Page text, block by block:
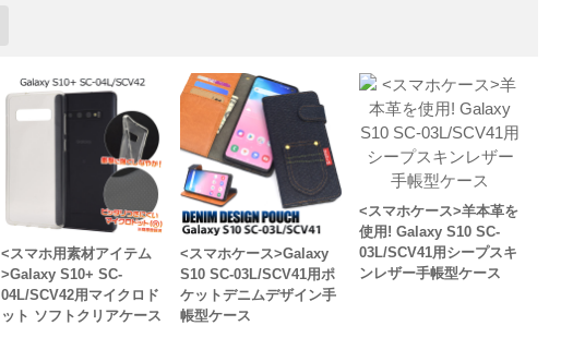
<スマホ用素材アイテム
>Galaxy S10+ SC-
04L/SCV42用マイクロド
ット ソフトクリアケース
<スマホケース>Galaxy
S10 SC-03L/SCV41用ポ
ケットデニムデザイン手
帳型ケース
<スマホケース>羊本革を
使用! Galaxy S10 SC-
03L/SCV41用シープスキ
ンレザー手帳型ケース